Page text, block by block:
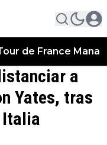
de France
a
Yates, tras
Italia